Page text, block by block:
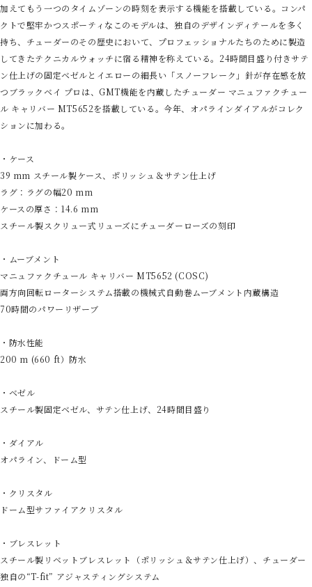
加えてもう一つのタイムゾーンの時刻を表示する機能を搭載している。コンパ
クトで堅牢かつスポーティなこのモデルは、独自のデザインディテールを多く
持ち、チューダーのその歴史において、プロフェッショナルたちのために製造
してきたテクニカルウォッチに宿る精神を称えている。24時間目盛り付きサテ
ン仕上げの固定ベゼルとイエローの細長い「スノーフレーク」針が存在感を放
つブラックベイ プロは、GMT機能を内蔵したチューダー マニュファクチュー
ル キャリバー MT5652を搭載している。今年、オパラインダイアルがコレク
ションに加わる。
・ケース
39 mm スチール製ケース、ポリッシュ＆サテン仕上げ
ラグ：ラグの幅20 mm
ケースの厚さ：14.6 mm
スチール製スクリュー式リューズにチューダーローズの刻印
・ムーブメント
マニュファクチュール キャリバー MT5652 (COSC)
両方向回転ローターシステム搭載の機械式自動巻ムーブメント内蔵構造
70時間のパワーリザーブ
・防水性能
200 m (660 ft）防水
・ベゼル
スチール製固定ベゼル、サテン仕上げ、24時間目盛り
・ダイアル
オパライン、ドーム型
・クリスタル
ドーム型サファイアクリスタル
・ブレスレット
スチール製リベットブレスレット（ポリッシュ＆サテン仕上げ）、チューダー
独自の“T-fit” アジャスティングシステム